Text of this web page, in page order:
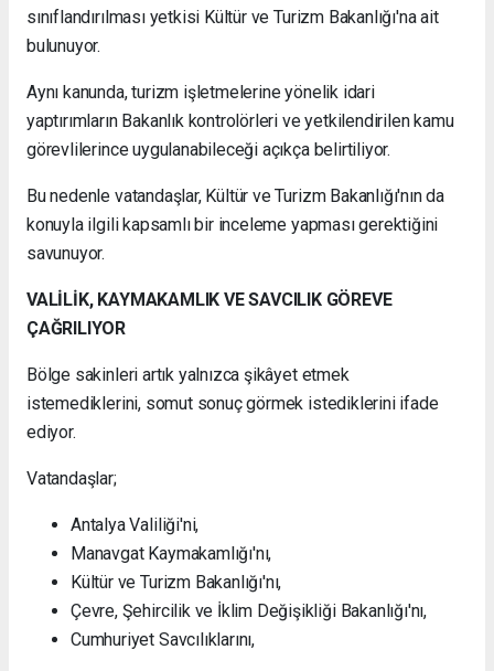
sınıflandırılması yetkisi Kültür ve Turizm Bakanlığı'na ait
bulunuyor.
Aynı kanunda, turizm işletmelerine yönelik idari
yaptırımların Bakanlık kontrolörleri ve yetkilendirilen kamu
görevlilerince uygulanabileceği açıkça belirtiliyor.
Bu nedenle vatandaşlar, Kültür ve Turizm Bakanlığı'nın da
konuyla ilgili kapsamlı bir inceleme yapması gerektiğini
savunuyor.
VALİLİK, KAYMAKAMLIK VE SAVCILIK GÖREVE
ÇAĞRILIYOR
Bölge sakinleri artık yalnızca şikâyet etmek
istemediklerini, somut sonuç görmek istediklerini ifade
ediyor.
Vatandaşlar;
Antalya Valiliği'ni,
Manavgat Kaymakamlığı'nı,
Kültür ve Turizm Bakanlığı'nı,
Çevre, Şehircilik ve İklim Değişikliği Bakanlığı'nı,
Cumhuriyet Savcılıklarını,